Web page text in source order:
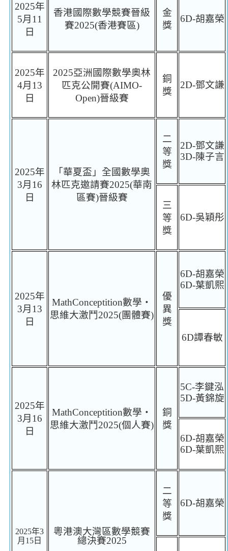
2025年
5月 11
日
香港國際數學競賽晉級
賽2025(香港賽區)
金
獎
6D-胡嘉榮
2025年
4月 13
日
2025亞洲國際數學奧林
匹克公開賽(AIMO-
Open)晉級賽
銅
獎
2D-鄧文謙
2025年
3月 16
日
「華夏盃」全國數學奧
林匹克邀請賽2025(華南
區賽)晉級賽
二
等
獎
2D-鄧文謙
3D-陳子言
三
等
獎
6D-吳穎彤
2025年
3月 13
日
MathConceptition數學 ‧
思維大激鬥 2025(團體賽)
優
異
獎
6D-胡嘉榮
6D-葉凱熙
6D譚春敏
2025年
3月 16
日
MathConceptition數學 ‧
思維大激鬥 2025(個人賽)
銅
獎
5C-李鍵泓
5D-黃錦旋
6D-胡嘉榮
6D-葉凱熙
2025年3
月 15 日
粵港澳大灣區數學競賽
總決賽2025
二
等
獎
6D-胡嘉榮